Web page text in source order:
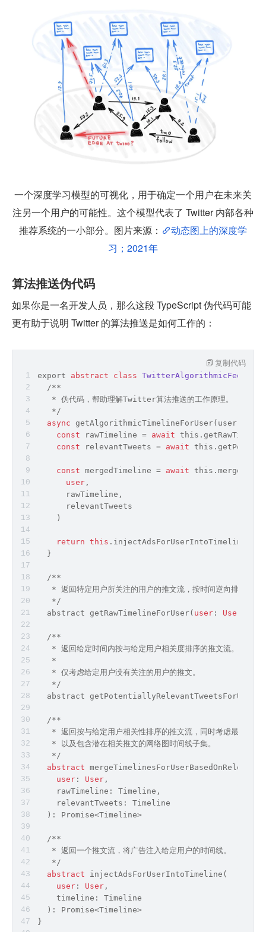
一个深度学习模型的可视化，用于确定一个用户在未来关
注另一个用户的可能性。这个模型代表了 Twitter 内部各种
推荐系统的一小部分。图片来源：
动态图上的深度学
习；2021年
算法推送伪代码
如果你是一名开发人员，那么这段 TypeScript 伪代码可能
更有助于说明 Twitter 的算法推送是如何工作的：
export abstract class TwitterAlgorithmicFeed
  /**
   * 伪代码，帮助理解Twitter算法推送的工作原理。
   */
async getAlgorithmicTimelineForUser(user:
const rawTimeline = await this
const relevantTweets = await this
const mergedTimeline = await this
user ,
      rawTimeline,
      relevantTweets
    )
return this
  }
  /**
   * 返回特定用户所关注的用户的推文流，按时间逆向排序。
   */
  abstract getRawTimelineForUser(
user : User
  /**
   * 返回给定时间内按与给定用户相关度排序的推文流。
   *
   * 仅考虑给定用户没有关注的用户的推文。
   */
  abstract getPotentiallyRelevantTweetsForUser(
  /**
* 返回按与给定用户相关性排序的推文流，同时考虑最新推文
   * 以及包含潜在相关推文的网络图时间线子集。
   */
abstract
user : User ,
    rawTimeline: Timeline,
    relevantTweets: Timeline
  ):
Promise<Timeline>
  /**
   * 返回一个推文流，将广告注入给定用户的时间线。
   */
abstract injectAdsForUserIntoTimeline(
user : User ,
    timeline: Timeline
  ):
Promise<Timeline>
}
复制代码